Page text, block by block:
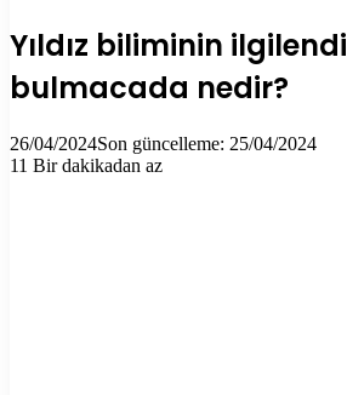
Yıldız biliminin
bulmacada nedir?
26/04/2024Son güncelleme: 25/04/2024
11 Bir dakikadan az